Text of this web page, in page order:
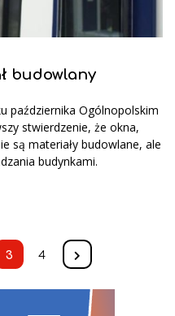
budowlany
października Ogólnopolskim
stwierdzenie, że okna,
są materiały budowlane, ale
budynkami.
3 4